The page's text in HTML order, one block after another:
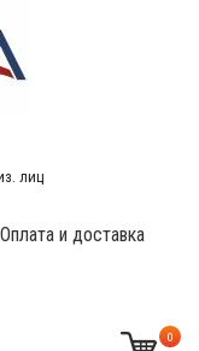
лиц
Оплата и доставка
0